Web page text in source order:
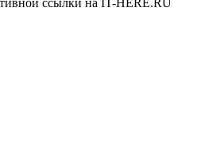
ссылки на IT-HERE.RU